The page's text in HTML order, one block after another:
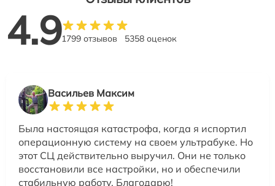
4.91799 отзывов 5358 оценок
Васильев Максим
Была настоящая катастрофа, когда я испортил
операционную систему на своем ультрабуке. Но
этот СЦ действительно выручил. Они не только
восстановили все настройки, но и обеспечили
стабильную работу. Благодарю!